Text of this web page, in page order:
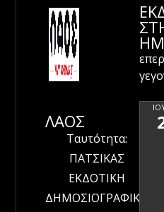
ΛΑΟΣ
Ταυτότητα:
ΠΑΤΣΙΚΑΣ
ΕΚΔΟΤΙΚΗ
ΔΗΜΟΣΙΟΓΡΑΦΙΚΗ